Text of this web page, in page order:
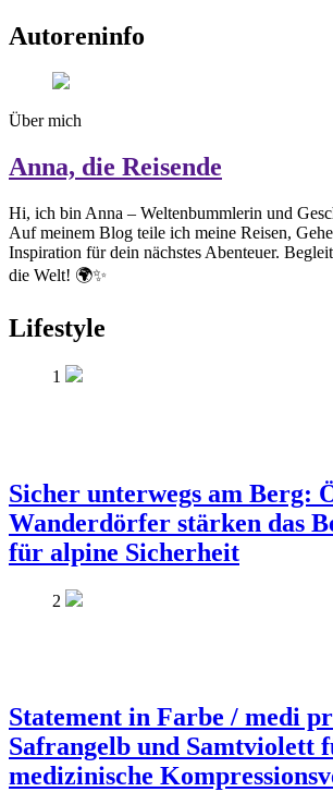
Autoreninfo
Über mich
Anna, die Reisende
Hi, ich bin Anna – Weltenbummlerin und
Auf meinem Blog teile ich meine Reisen,
Inspiration für dein nächstes Abenteuer.
die Welt! 🌍✨
Lifestyle
1
Sicher unterwegs am Berg:
Wanderdörfer stärken das
für alpine Sicherheit
2
Statement in Farbe / medi
Safrangelb und Samtviolett
medizinische